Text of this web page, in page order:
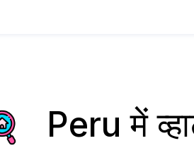
Peru में